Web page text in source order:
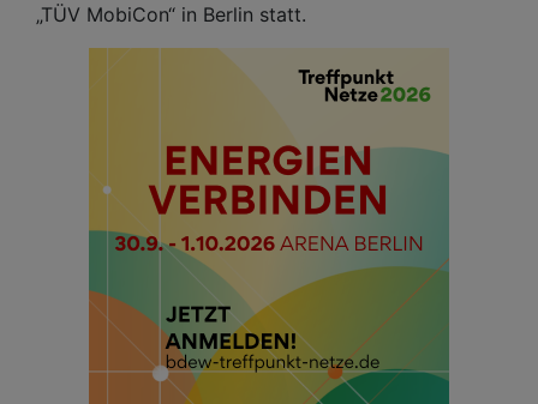
„TÜV MobiCon“ in Berlin statt.